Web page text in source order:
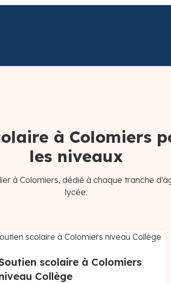
à Colomiers
les niveaux
à Colomiers, dédié à chaque tranche
lycée.
scolaire à Colomiers
Collège